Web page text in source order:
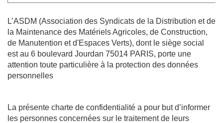
L’ASDM (Association des Syndicats de la Distribution et de
la Maintenance des Matériels Agricoles, de Construction,
de Manutention et d'Espaces Verts), dont le siège social
est au 6 boulevard Jourdan 75014 PARIS, porte une
attention toute particulière à la protection des données
personnelles
La présente charte de confidentialité a pour but d’informer
les personnes concernées sur le traitement de leurs